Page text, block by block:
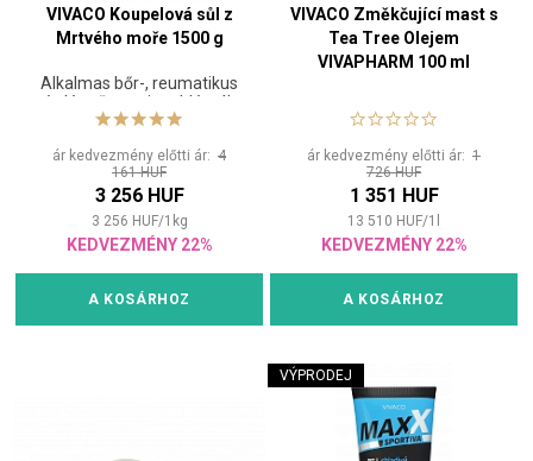
VIVACO Koupelová sůl z
Mrtvého moře 1500 g
Alkalmas bőr-, reumatikus
és légzőszervi problémák
esetén
ár kedvezmény előtti ár: 4
161 HUF
3 256 HUF
3 256 HUF/1 kg
KEDVEZMÉNY 22%
A KOSÁRHOZ
VIVACO Změkčující mast s
Tea Tree Olejem
VIVAPHARM 100 ml
ár kedvezmény előtti ár: 1
726 HUF
1 351 HUF
13 510 HUF/1
KEDVEZMÉNY 22%
A KOSÁRHOZ
VÝPRODEJ